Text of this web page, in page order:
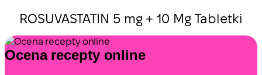
ROSUVASTATIN 5 mg + 10 Mg Tabletki
Ocena recepty online